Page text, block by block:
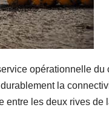
opérationnelle
la
entre les deux rives de